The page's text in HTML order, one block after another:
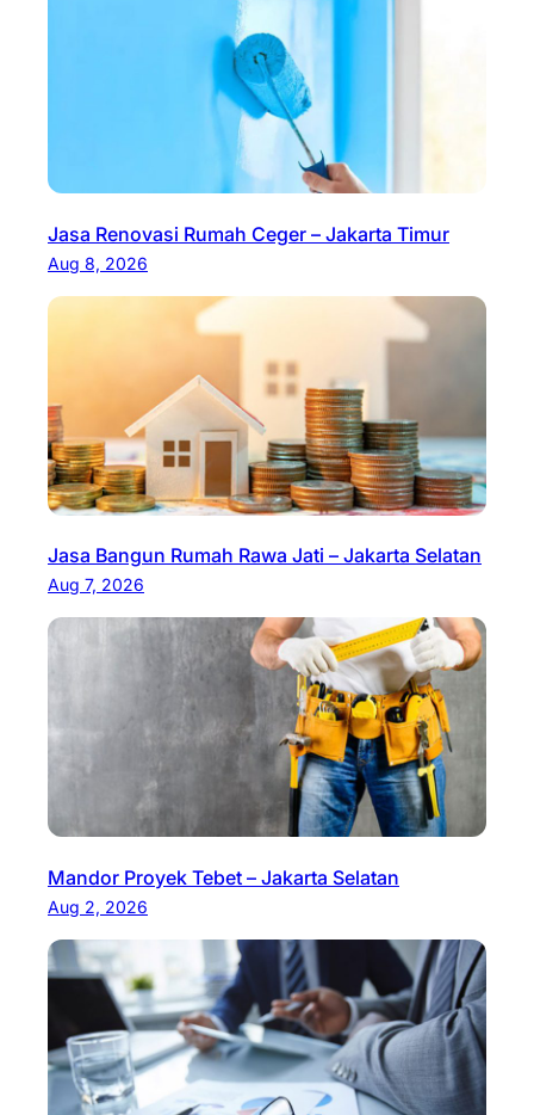
Jasa Renovasi Rumah Ceger – Jakarta Timur
Aug 8, 2026
Jasa Bangun Rumah Rawa Jati – Jakarta Selatan
Aug 7, 2026
Mandor Proyek Tebet – Jakarta Selatan
Aug 2, 2026